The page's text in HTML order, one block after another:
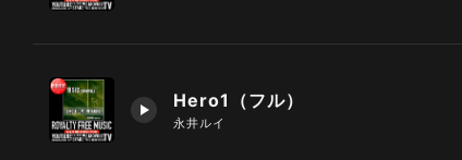
Hero1（フル）
永井ルイ